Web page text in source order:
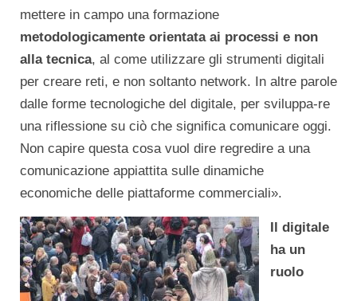
mettere in campo una formazione
metodologicamente orientata ai processi e non
alla tecnica, al come utilizzare gli strumenti digitali
per creare reti, e non soltanto network. In altre parole
dalle forme tecnologiche del digitale, per sviluppa-re
una riflessione su ciò che significa comunicare oggi.
Non capire questa cosa vuol dire regredire a una
comunicazione appiattita sulle dinamiche
economiche delle piattaforme commerciali».
Il digitale
ha un
ruolo